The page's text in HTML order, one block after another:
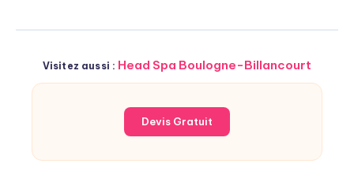
Visitez aussi : Head Spa Boulogne-Billancourt
Devis Gratuit